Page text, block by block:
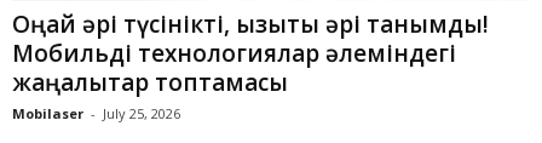
Оңай әрі түсінікті, қызықты әрі танымды!
Мобильді технологиялар әлеміндегі
жаңалықтар топтамасы
Mobilaser - July 25, 2026